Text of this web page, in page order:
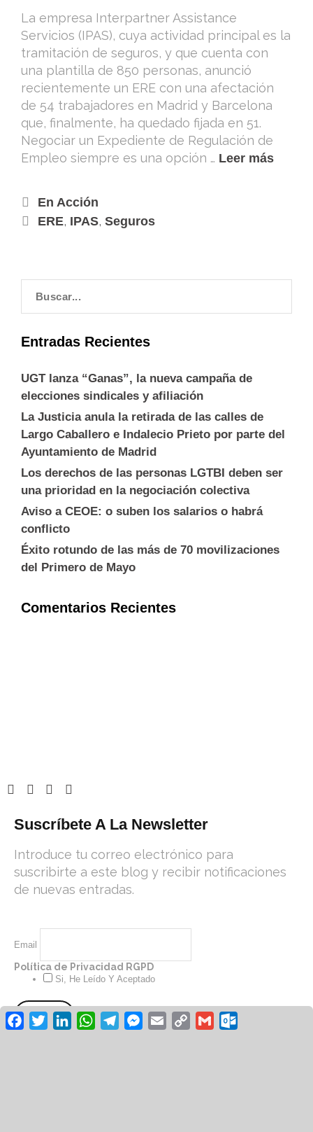
La empresa Interpartner Assistance
Servicios (IPAS), cuya actividad principal es la
tramitación de seguros, y que cuenta con
una plantilla de 850 personas, anunció
recientemente un ERE con una afectación
de 54 trabajadores en Madrid y Barcelona
que, finalmente, ha quedado fijada en 51.
Negociar un Expediente de Regulación de
Empleo siempre es una opción … Leer más
En Acción
ERE, IPAS, Seguros
Entradas Recientes
UGT lanza “Ganas”, la nueva campaña de
elecciones sindicales y afiliación
La Justicia anula la retirada de las calles de
Largo Caballero e Indalecio Prieto por parte del
Ayuntamiento de Madrid
Los derechos de las personas LGTBI deben ser
una prioridad en la negociación colectiva
Aviso a CEOE: o suben los salarios o habrá
conflicto
Éxito rotundo de las más de 70 movilizaciones
del Primero de Mayo
Comentarios Recientes
Suscríbete A La Newsletter
Introduce tu correo electrónico para
suscribirte a este blog y recibir notificaciones
de nuevas entradas.
Email
Política de Privacidad RGPD
Si, He Leído Y Aceptado
Facebook
TwitterLinkedInWhatsApp
Telegram
Messenger
EmailCopy
Link
Gmail